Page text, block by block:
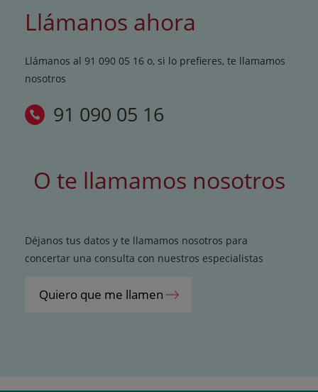
Llámanos ahora
Llámanos al 91 090 05 16 o, si lo prefieres, te llamamos
nosotros
91 090 05 16
O te llamamos nosotros
Déjanos tus datos y te llamamos nosotros para
concertar una consulta con nuestros especialistas
Quiero que me llamen